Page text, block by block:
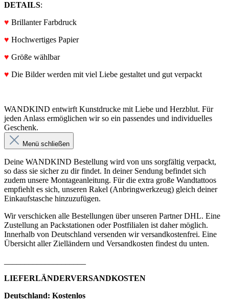
DETAILS:
♥ Brillanter Farbdruck
♥ Hochwertiges Papier
♥ Größe wählbar
♥ Die Bilder werden mit viel Liebe gestaltet und gut verpackt
WANDKIND entwirft Kunstdrucke mit Liebe und Herzblut. Für
jeden Anlass ermöglichen wir so ein passendes und individuelles
Geschenk.
Menü schließen
Deine WANDKIND Bestellung wird von uns sorgfältig verpackt,
so dass sie sicher zu dir findet. In deiner Sendung befindet sich
zudem unsere Montageanleitung. Für die extra große Wandtattoos
empfiehlt es sich, unseren Rakel (Anbringwerkzeug) gleich deiner
Einkaufstasche hinzuzufügen.
Wir verschicken alle Bestellungen über unseren Partner DHL. Eine
Zustellung an Packstationen oder Postfilialen ist daher möglich.
Innerhalb von Deutschland versenden wir versandkostenfrei. Eine
Übersicht aller Zielländern und Versandkosten findest du unten.
LIEFERLÄNDERVERSANDKOSTEN
Deutschland: Kostenlos